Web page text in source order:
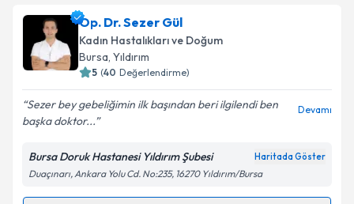
takvim hazırlandığında e-posta ile bilgilendireceğiz.
E-posta Adresiniz
kapsamda işlenmesini kabul ediyorum.
Op. Dr. Sezer Gül
Kadın Hastalıkları ve Doğum
Bursa, Yıldırım
5 (40 Değerlendirme)
Sezer bey gebeliğimin ilk başından beri ilgilendi ben
başka doktor...
Devamı
Bursa Doruk Hastanesi Yıldırım Şubesi Haritada Göster
Duaçınarı, Ankara Yolu Cd. No:235, 16270 Yıldırım/Bursa